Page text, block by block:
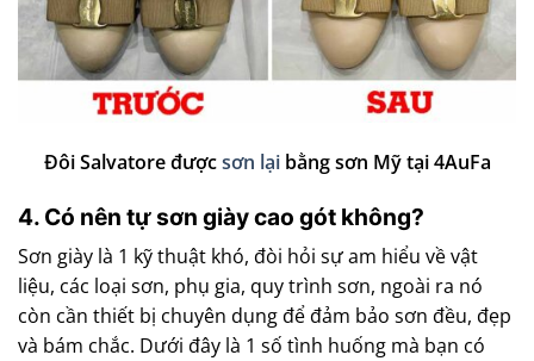
Đôi Salvatore đượcsơn lạibằng sơn Mỹ tại4AuFa
4. Có nên tự sơn giày cao gót không?
Sơn giày là 1 kỹ thuật khó, đòi hỏi sự am hiểu về vật
liệu, các loại sơn, phụ gia, quy trình sơn, ngoài ra nó
còn cần thiết bị chuyên dụng để đảm bảo sơn đều, đẹp
và bám chắc. Dưới đây là 1 số tình huống mà bạn có